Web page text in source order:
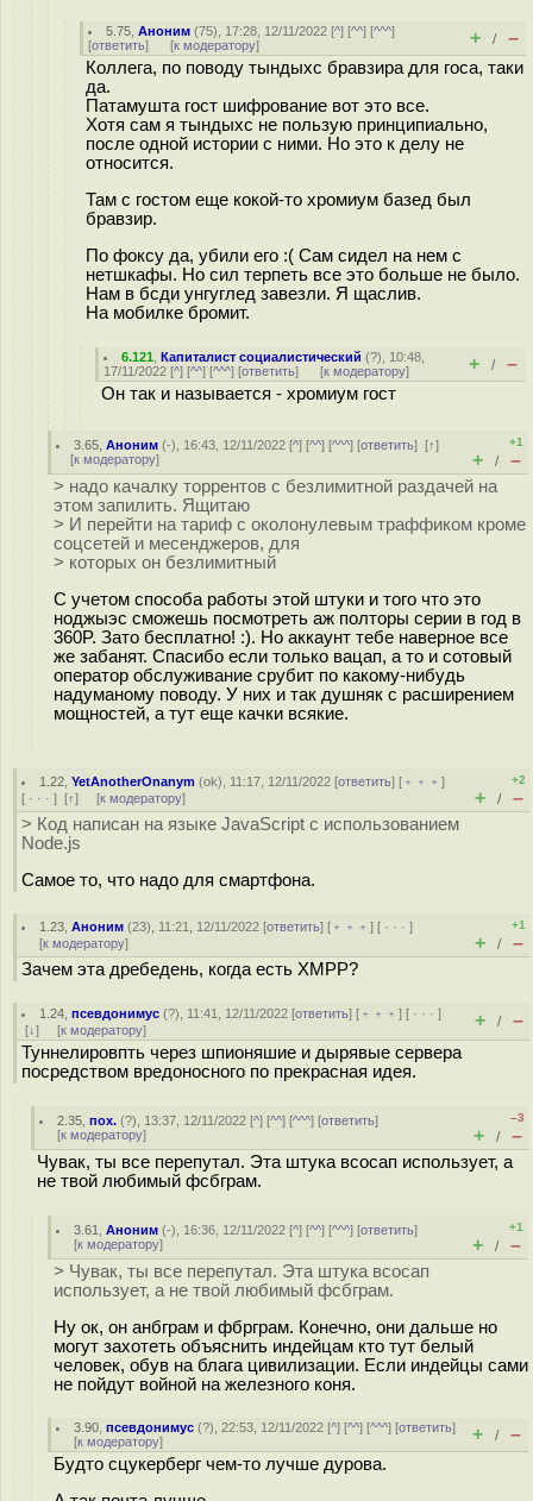
5.75 ,Аноним (75), 17:28, 12/11/2022 [^] [^^] [^^^]
[ответить] [к модератору] + / –
Коллега, по поводу тындыхс бравзира для госа, таки
да.
Патамушта гост шифрование вот это все.
Хотя сам я тындыхс не пользую принципиально,
после одной истории с ними. Но это к делу не
относится.
Там с гостом еще кокой-то хромиум базед был
бравзир.
По фоксу да, убили его :( Сам сидел на нем с
нетшкафы. Но сил терпеть все это больше не было.
Нам в бсди унгуглед завезли. Я щаслив.
На мобилке бромит.
6.121 ,Капиталист социалистический (?), 10:48,
17/11/2022 [^] [^^] [^^^] [ответить] [к модератору] + / –
Он так и называется - хромиум гост
3.65 ,Аноним (-), 16:43, 12/11/2022 [^] [^^] [^^^] [ответить][↑]
[к модератору]
+1
+ / –
> надо качалку торрентов с безлимитной раздачей на
этом запилить. Ящитаю
> И перейти на тариф с околонулевым траффиком кроме
соцсетей и месенджеров, для
> которых он безлимитный
С учетом способа работы этой штуки и того что это
ноджыэс сможешь посмотреть аж полторы серии в год в
360P. Зато бесплатно! :). Но аккаунт тебе наверное все
же забанят. Спасибо если только вацап, а то и сотовый
оператор обслуживание срубит по какому-нибудь
надуманому поводу. У них и так душняк с расширением
мощностей, а тут еще качки всякие.
1.22 ,YetAnotherOnanym (ok), 11:17, 12/11/2022 [ответить] [ ﹢﹢﹢]
[ · · · ] [↑] [к модератору]
+2
+ / –
> Код написан на языке JavaScript с использованием
Node.js
Самое то, что надо для смартфона.
1.23 ,Аноним (23), 11:21, 12/11/2022 [ответить] [ ﹢﹢﹢] [ · · ·]
[к модератору]
+1
+ / –
Зачем эта дребедень, когда есть XMPP?
1.24 ,псевдонимус (?), 11:41, 12/11/2022 [ответить] [ ﹢﹢﹢] [ · · ·]
[↓] [к модератору] + / –
Туннелировпть через шпионяшие и дырявые сервера
посредством вредоносного по прекрасная идея.
2.35 ,пох. (?), 13:37, 12/11/2022 [^] [^^] [^^^] [ответить]
[к модератору]
–3
+ / –
Чувак, ты все перепутал. Эта штука всосап использует, а
не твой любимый фсбграм.
3.61 ,Аноним (-), 16:36, 12/11/2022 [^] [^^] [^^^] [ответить]
[к модератору]
+1
+ / –
> Чувак, ты все перепутал. Эта штука всосап
использует, а не твой любимый фсбграм.
Ну ок, он анбграм и фбрграм. Конечно, они дальше но
могут захотеть объяснить индейцам кто тут белый
человек, обув на блага цивилизации. Если индейцы сами
не пойдут войной на железного коня.
3.90 ,псевдонимус (?), 22:53, 12/11/2022 [^] [^^] [^^^] [ответить]
[к модератору] + / –
Будто сцукерберг чем-то лучше дурова.